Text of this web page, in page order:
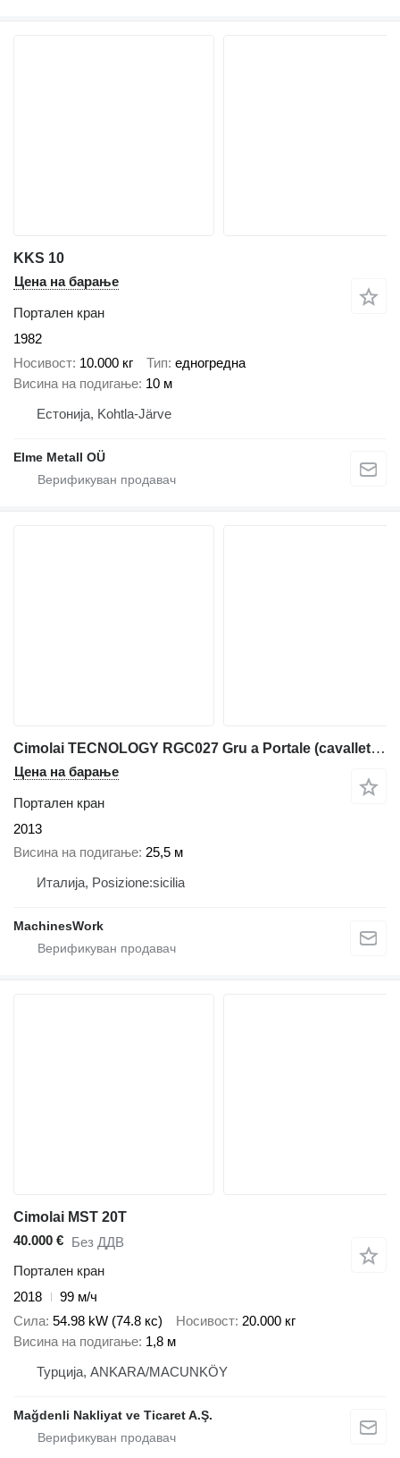
KKS 10
Цена на барање
Портален кран
1982
Носивост 10.000 кг Тип едногредна
Висина на подигање 10 м
Естонија, Kohtla-Järve
Elme Metall OÜ
Cimolai TECNOLOGY RGC027 Gru a Portale (cavalletto) - 340 T
Цена на барање
Портален кран
2013
Висина на подигање 25,5 м
Италија, Posizione:sicilia
MachinesWork
Cimolai MST 20T
40.000 € Без ДДВ
Портален кран
2018
99 м/ч
Сила 54.98 kW (74.8 кс) Носивост 20.000 кг
Висина на подигање 1,8 м
Турција, ANKARA/MACUNKÖY
Mağdenli Nakliyat ve Ticaret A.Ş.